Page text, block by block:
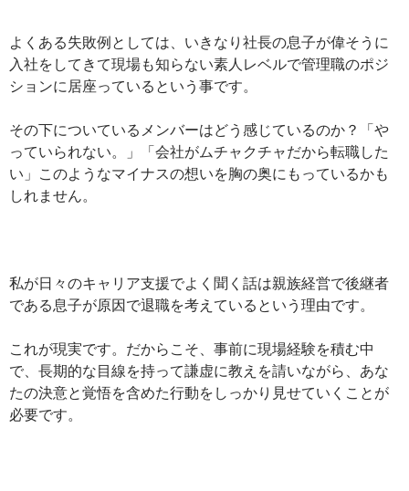
よくある失敗例としては、いきなり社長の息子が偉そうに
入社をしてきて現場も知らない素人レベルで管理職のポジ
ションに居座っているという事です。
その下についているメンバーはどう感じているのか？「や
っていられない。」「会社がムチャクチャだから転職した
い」このようなマイナスの想いを胸の奥にもっているかも
しれません。
私が日々のキャリア支援でよく聞く話は親族経営で後継者
である息子が原因で退職を考えているという理由です。
これが現実です。だからこそ、事前に現場経験を積む中
で、長期的な目線を持って謙虚に教えを請いながら、あな
たの決意と覚悟を含めた行動をしっかり見せていくことが
必要です。